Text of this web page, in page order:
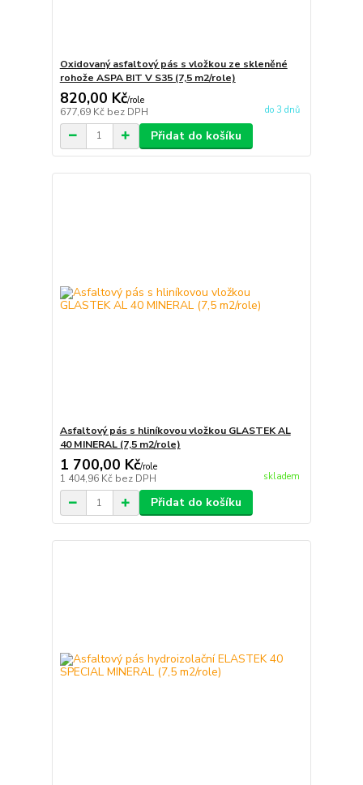
Oxidovaný asfaltový pás s vložkou ze skleněné
rohože ASPA BIT V S35 (7,5 m2/role)
820,00 Kč/role
677,69 Kč bez DPH do 3 dnů
Přidat do košíku
Asfaltový pás s hliníkovou vložkou GLASTEK AL
40 MINERAL (7,5 m2/role)
1 700,00 Kč/role
1 404,96 Kč bez DPH skladem
Přidat do košíku